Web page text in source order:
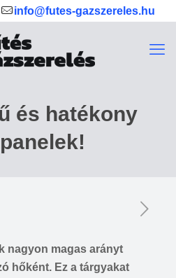
info@futes-gazszereles.hu
és hatékony
nagyon magas arányt
hőként. Ez a tárgyakat